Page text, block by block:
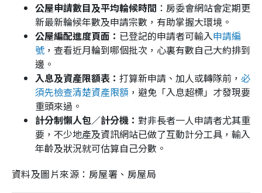
公屋申請數目及平均輪候時間 ：房委會網站會定期更
新最新輪候年數及申請宗數，有助掌握大環境。
公屋編配進度頁面： 已登記的申請者可輸入申請編
號 ，查看近月輪到哪個批次，心裏有數自己大約排到
邊。
入息及資產限額表： 打算新申請、加人或轉隊前， 必
須先檢查清楚資產限額 ，避免「入息超標」才發現要
重頭來過。
計分制懶人包／計分機： 對非長者一人申請者尤其重
要，不少地產及資訊網站已做了互動計分工具，輸入
年齡及狀況就可估算自己分數。
資料及圖片來源：房屋署、房屋局